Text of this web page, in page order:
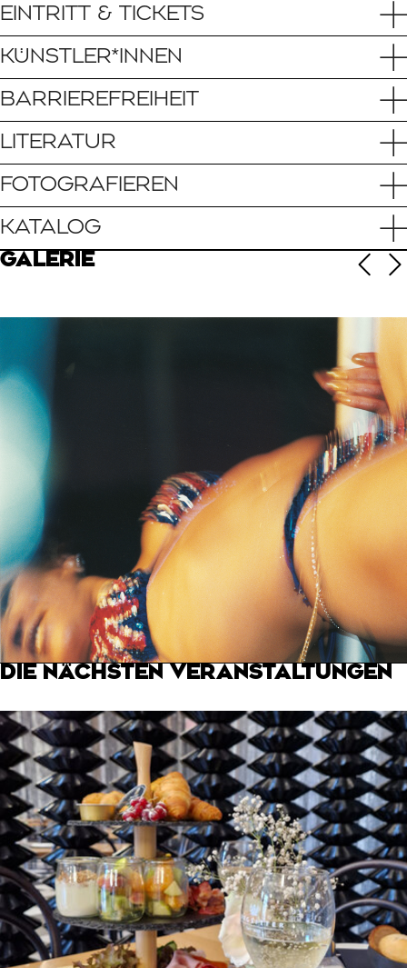
EINTRITT & TICKETS
KÜNSTLER*INNEN
BARRIEREFREIHEIT
LITERATUR
FOTOGRAFIEREN
KATALOG
GALERIE
DIE NÄCHSTEN VERANSTALTUNGEN